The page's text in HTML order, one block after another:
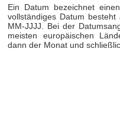
Ein Datum bezeichnet
vollständiges Datum
MM-JJJJ. Bei der
meisten europäischen
dann der Monat und